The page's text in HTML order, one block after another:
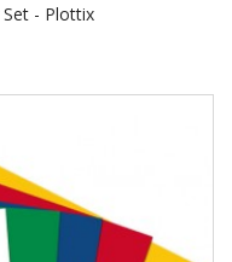
Set - Plottix